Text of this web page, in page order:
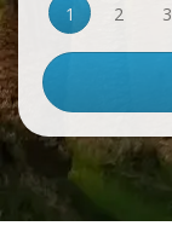
1
2 3